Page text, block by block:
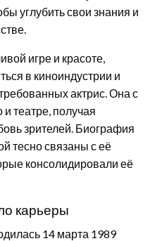
углубить свои знания и
игре и красоте,
в киноиндустрии и
актрис. Она с
театре, получая
зрителей. Биография
тесно связаны с её
консолидировали её
карьеры
14 марта 1989